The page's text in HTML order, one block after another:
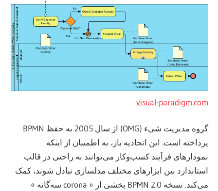
visual-paradigm.com
گروه مدیریت شیء (OMG) از سال 2005 به حفظ BPMN
پرداخته است. این اتحادیه باز، به اطمینان از اینکه
نمودارهای فرآیند کسب‌وکار می‌توانند به راحتی در قالب
استاندارد بین ابزارهای مختلف مدلسازی تبادل شوند، کمک
می‌کند. نسخه 2.0 BPMN بخشی از « corona سه‌گانه »